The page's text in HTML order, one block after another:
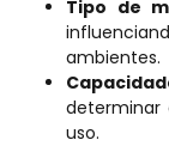
Tipo de
ambientes.
determinar
uso.